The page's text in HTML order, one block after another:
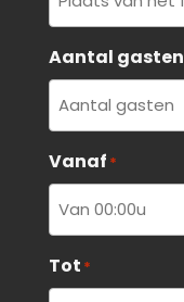
Aantal gasten
Vanaf *
Tot *